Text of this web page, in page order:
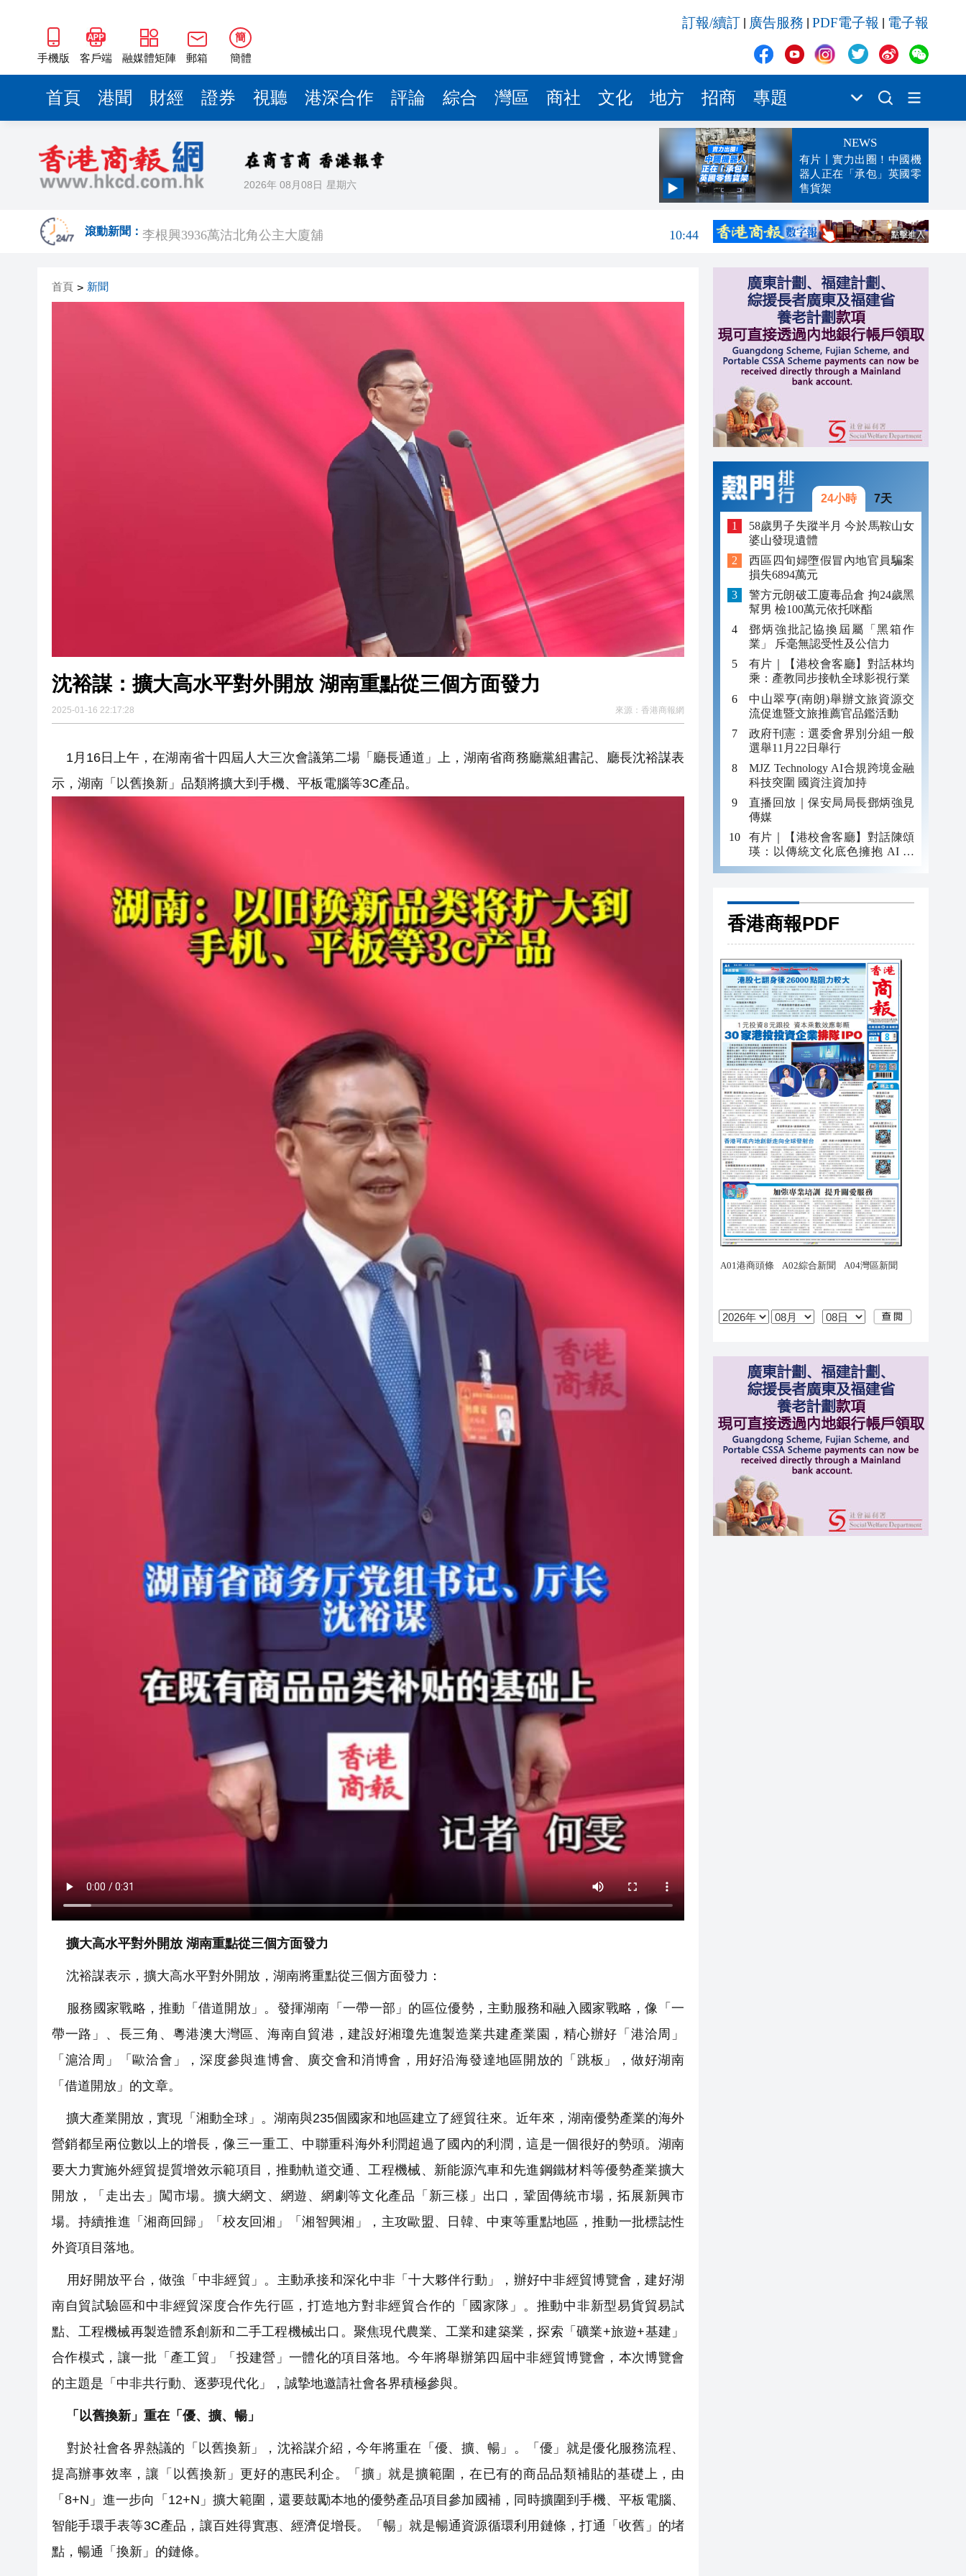
手機版 客戶端 融媒體矩陣 郵箱
簡
簡體
訂報/續訂 廣告服務 PDF電子報 電子報
首頁 港聞 財經 證券 視聽 港深合作 評論 綜合 灣區 商社 文化 地方 招商 專題
2026年 08月08日 星期六
NEWS
有片丨實力出圈！中國機
器人正在「承包」英國零
售貨架
滾動新聞：
10:53
李根興3936萬沽北角公主大廈舖
10:44
【港商時評】加強專業培訓 提升關愛服務
蔡皋領取國際安徒生獎 系插畫獎項60年來首位中國畫家
首頁 > 新聞
沈裕謀：擴大高水平對外開放 湖南重點從三個方面發力
2025-01-16 22:17:28 來源： 香港商報網
1月16日上午，在湖南省十四屆人大三次會議第二場「廳長通道」上，湖南省商務廳黨組書記、廳長沈裕謀表
示，湖南「以舊換新」品類將擴大到手機、平板電腦等3C產品。
擴大高水平對外開放 湖南重點從三個方面發力
沈裕謀表示，擴大高水平對外開放，湖南將重點從三個方面發力：
服務國家戰略，推動「借道開放」。發揮湖南「一帶一部」的區位優勢，主動服務和融入國家戰略，像「一
帶一路」、長三角、粵港澳大灣區、海南自貿港，建設好湘瓊先進製造業共建產業園，精心辦好「港洽周」
「滬洽周」「歐洽會」，深度參與進博會、廣交會和消博會，用好沿海發達地區開放的「跳板」，做好湖南
「借道開放」的文章。
擴大產業開放，實現「湘動全球」。湖南與235個國家和地區建立了經貿往來。近年來，湖南優勢產業的海外
營銷都呈兩位數以上的增長，像三一重工、中聯重科海外利潤超過了國內的利潤，這是一個很好的勢頭。湖南
要大力實施外經貿提質增效示範項目，推動軌道交通、工程機械、新能源汽車和先進鋼鐵材料等優勢產業擴大
開放，「走出去」闖市場。擴大網文、網遊、網劇等文化產品「新三樣」出口，鞏固傳統市場，拓展新興市
場。持續推進「湘商回歸」「校友回湘」「湘智興湘」，主攻歐盟、日韓、中東等重點地區，推動一批標誌性
外資項目落地。
用好開放平台，做強「中非經貿」。主動承接和深化中非「十大夥伴行動」，辦好中非經貿博覽會，建好湖
南自貿試驗區和中非經貿深度合作先行區，打造地方對非經貿合作的「國家隊」。推動中非新型易貨貿易試
點、工程機械再製造體系創新和二手工程機械出口。聚焦現代農業、工業和建築業，探索「礦業+旅遊+基建」
合作模式，讓一批「產工貿」「投建營」一體化的項目落地。今年將舉辦第四屆中非經貿博覽會，本次博覽會
的主題是「中非共行動、逐夢現代化」，誠摯地邀請社會各界積極參與。
「以舊換新」重在「優、擴、暢」
對於社會各界熱議的「以舊換新」，沈裕謀介紹，今年將重在「優、擴、暢」。「優」就是優化服務流程、
提高辦事效率，讓「以舊換新」更好的惠民利企。「擴」就是擴範圍，在已有的商品品類補貼的基礎上，由
「8+N」進一步向「12+N」擴大範圍，還要鼓勵本地的優勢產品項目參加國補，同時擴圍到手機、平板電腦、
智能手環手表等3C產品，讓百姓得實惠、經濟促增長。「暢」就是暢通資源循環利用鏈條，打通「收舊」的堵
點，暢通「換新」的鏈條。
24小時 7天
58歲男子失蹤半月 今於馬鞍山女
婆山發現遺體
西區四旬婦墮假冒內地官員騙案
損失6894萬元
警方元朗破工廈毒品倉 拘24歲黑
幫男 檢100萬元依托咪酯
鄧炳強批記協換屆屬「黑箱作
業」 斥毫無認受性及公信力
有片｜【港校會客廳】對話林均
乘：產教同步接軌全球影視行業
中山翠亨(南朗)舉辦文旅資源交
流促進暨文旅推薦官品鑑活動
政府刊憲：選委會界別分組一般
選舉11月22日舉行
MJZ Technology AI合規跨境金融
科技突圍 國資注資加持
直播回放｜保安局局長鄧炳強見
傳媒
有片｜【港校會客廳】對話陳頌
瑛：以傳統文化底色擁抱 AI 藝
術新發展
香港商報PDF